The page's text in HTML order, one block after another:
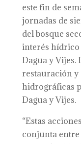
este fin de
jornadas de
del bosque
interés hídrico
Dagua y Vijes.
restauración y
hidrográficas
Dagua y Vijes.
“Estas
conjunta